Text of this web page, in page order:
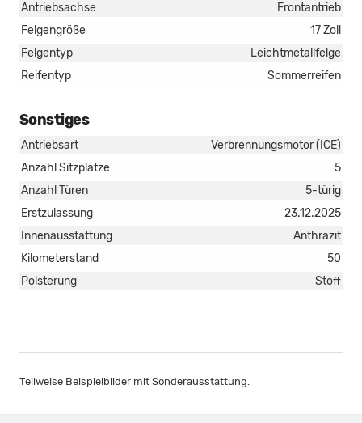
Antriebsachse
Frontantrieb
Felgengröße
17 Zoll
Felgentyp
Leichtmetallfelge
Reifentyp
Sommerreifen
Sonstiges
Antriebsart
Verbrennungsmotor (ICE)
Anzahl Sitzplätze
5
Anzahl Türen
5-türig
Erstzulassung
23.12.2025
Innenausstattung
Anthrazit
Kilometerstand
50
Polsterung
Stoff
Teilweise Beispielbilder mit Sonderausstattung.